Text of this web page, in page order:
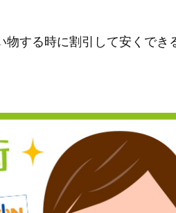
する時に割引して安くでき